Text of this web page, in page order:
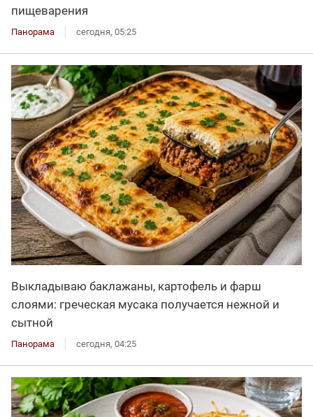
пищеварения
Панорама сегодня, 05:25
Выкладываю баклажаны, картофель и фарш
слоями: греческая мусака получается нежной и
сытной
Панорама сегодня, 04:25